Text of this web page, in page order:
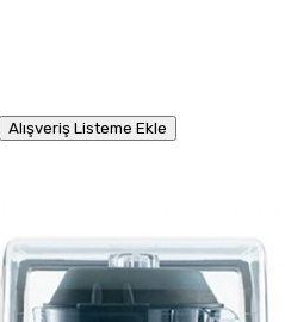
Alışveriş Listeme Ekle